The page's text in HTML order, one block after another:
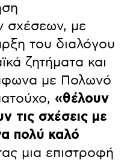
σχέσεων, με
του διαλόγου
ζητήματα και
με Πολωνό
«θέλουν
τις σχέσεις με
πολύ καλό
μια επιστροφή